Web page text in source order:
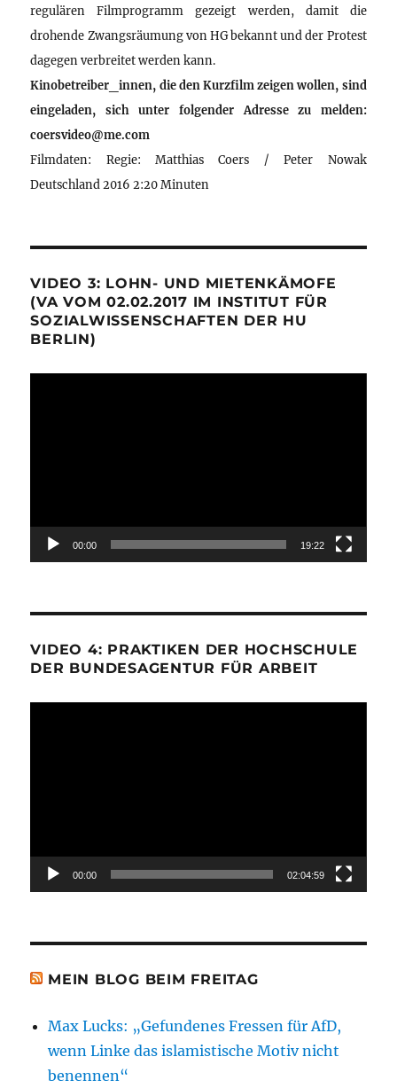
regulären Filmprogramm gezeigt werden, damit die
drohende Zwangsräumung von HG bekannt und der Protest
dagegen verbreitet werden kann.
Kinobetreiber_innen, die den Kurzfilm zeigen wollen, sind
eingeladen, sich unter folgender Adresse zu melden:
coersvideo@me.com
Filmdaten: Regie: Matthias Coers / Peter Nowak
Deutschland 2016 2:20 Minuten
VIDEO 3: LOHN- UND MIETENKÄMOFE
(VA VOM 02.02.2017 IM INSTITUT FÜR
SOZIALWISSENSCHAFTEN DER HU
BERLIN)
00:00 19:22
VIDEO 4: PRAKTIKEN DER HOCHSCHULE
DER BUNDESAGENTUR FÜR ARBEIT
00:00 02:04:59
MEIN BLOG BEIM FREITAG
Max Lucks: „Gefundenes Fressen für AfD,
wenn Linke das islamistische Motiv nicht
benennen“